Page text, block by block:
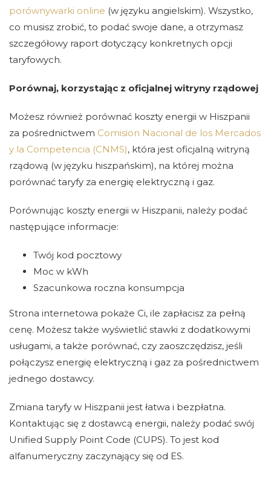
porównywarki online (w języku angielskim). Wszystko,
co musisz zrobić, to podać swoje dane, a otrzymasz
szczegółowy raport dotyczący konkretnych opcji
taryfowych.
Porównaj, korzystając z oficjalnej witryny rządowej
Możesz również porównać koszty energii w Hiszpanii
za pośrednictwem Comision Nacional de los Mercados
y la Competencia (CNMS), która jest oficjalną witryną
rządową (w języku hiszpańskim), na której można
porównać taryfy za energię elektryczną i gaz.
Porównując koszty energii w Hiszpanii, należy podać
następujące informacje:
Twój kod pocztowy
Moc w kWh
Szacunkowa roczna konsumpcja
Strona internetowa pokaże Ci, ile zapłacisz za pełną
cenę. Możesz także wyświetlić stawki z dodatkowymi
usługami, a także porównać, czy zaoszczędzisz, jeśli
połączysz energię elektryczną i gaz za pośrednictwem
jednego dostawcy.
Zmiana taryfy w Hiszpanii jest łatwa i bezpłatna.
Kontaktując się z dostawcą energii, należy podać swój
Unified Supply Point Code (CUPS). To jest kod
alfanumeryczny zaczynający się od ES.